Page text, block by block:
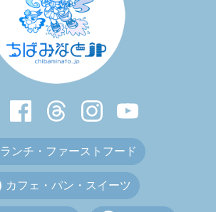
ランチ・ファーストフード
カフェ・パン・スイーツ